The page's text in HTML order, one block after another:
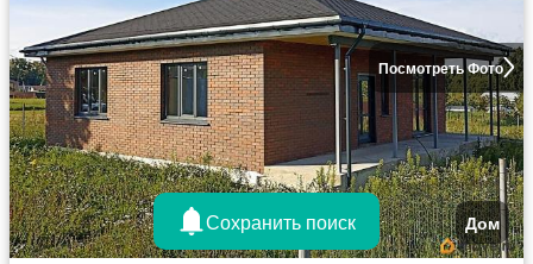
Посмотреть Фото
Дом
Сохранить поиск